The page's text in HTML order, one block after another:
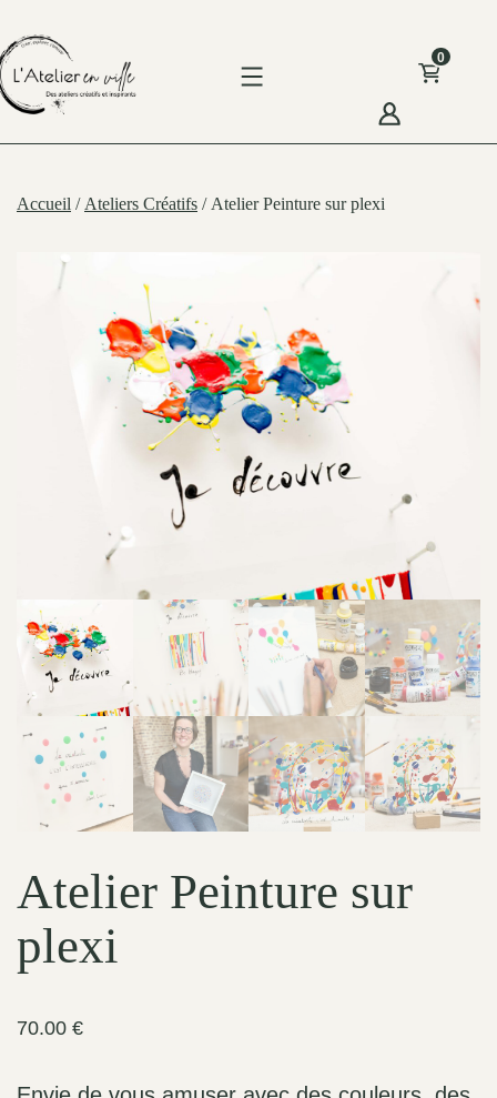
to
content
0
Accueil / Ateliers Créatifs / Atelier Peinture sur plexi
Atelier Peinture sur
plexi
70.00 €